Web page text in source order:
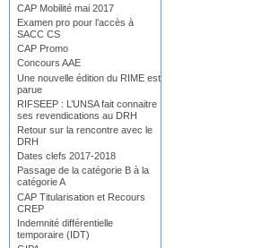
CAP Mobilité mai 2017
Examen pro pour l’accès à
SACC CS
CAP Promo
Concours AAE
Une nouvelle édition du RIME est
parue
RIFSEEP : L’UNSA fait connaitre
ses revendications au DRH
Retour sur la rencontre avec le
DRH
Dates clefs 2017-2018
Passage de la catégorie B à la
catégorie A
CAP Titularisation et Recours
CREP
Indemnité différentielle
temporaire (IDT)